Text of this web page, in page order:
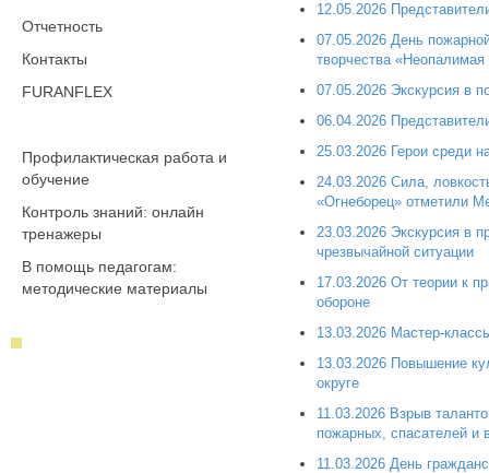
Отчетность
Контакты
FURANFLEX
Профилактическая работа и
обучение
Контроль знаний: онлайн
тренажеры
В помощь педагогам:
методические материалы
12.05.2026
07.05.2026 День
творчества «Неопалимая
07.05.2026 Экскурсия в
06.04.2026
25.03.2026 Герои среди
24.03.2026 Сила,
«Огнеборец» отметили
23.03.2026 Экскурсия в
чрезвычайной ситуации
17.03.2026 От теории к
обороне
13.03.2026
13.03.2026 Повышение
округе
11.03.2026 Взрыв
пожарных, спасателей и
11.03.2026 День